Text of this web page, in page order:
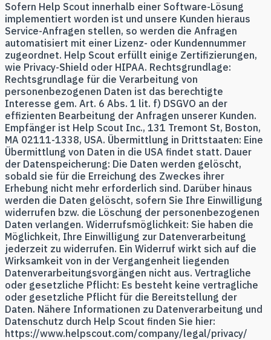
Sofern Help Scout innerhalb einer Software-Lösung
implementiert worden ist und unsere Kunden hieraus
Service-Anfragen stellen, so werden die Anfragen
automatisiert mit einer Lizenz- oder Kundennummer
zugeordnet. Help Scout erfüllt einige Zertifizierungen,
wie Privacy-Shield oder HIPAA. Rechtsgrundlage:
Rechtsgrundlage für die Verarbeitung von
personenbezogenen Daten ist das berechtigte
Interesse gem. Art. 6 Abs. 1 lit. f) DSGVO an der
effizienten Bearbeitung der Anfragen unserer Kunden.
Empfänger ist Help Scout Inc., 131 Tremont St, Boston,
MA 02111-1338, USA. Übermittlung in Drittstaaten: Eine
Übermittlung von Daten in die USA findet statt. Dauer
der Datenspeicherung: Die Daten werden gelöscht,
sobald sie für die Erreichung des Zweckes ihrer
Erhebung nicht mehr erforderlich sind. Darüber hinaus
werden die Daten gelöscht, sofern Sie Ihre Einwilligung
widerrufen bzw. die Löschung der personenbezogenen
Daten verlangen. Widerrufsmöglichkeit: Sie haben die
Möglichkeit, Ihre Einwilligung zur Datenverarbeitung
jederzeit zu widerrufen. Ein Widerruf wirkt sich auf die
Wirksamkeit von in der Vergangenheit liegenden
Datenverarbeitungsvorgängen nicht aus. Vertragliche
oder gesetzliche Pflicht: Es besteht keine vertragliche
oder gesetzliche Pflicht für die Bereitstellung der
Daten. Nähere Informationen zu Datenverarbeitung und
Datenschutz durch Help Scout finden Sie hier:
https://www.helpscout.com/company/legal/privacy/